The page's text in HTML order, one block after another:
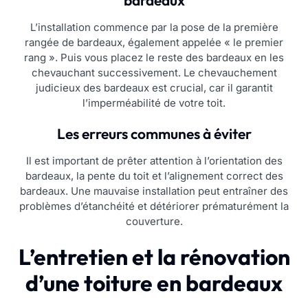
L’installation commence par la pose de la première
rangée de bardeaux, également appelée « le premier
rang ». Puis vous placez le reste des bardeaux en les
chevauchant successivement. Le chevauchement
judicieux des bardeaux est crucial, car il garantit
l’imperméabilité de votre toit.
Les erreurs communes à éviter
Il est important de prêter attention à l’orientation des
bardeaux, la pente du toit et l’alignement correct des
bardeaux. Une mauvaise installation peut entraîner des
problèmes d’étanchéité et détériorer prématurément la
couverture.
L’entretien et la rénovation
d’une toiture en bardeaux